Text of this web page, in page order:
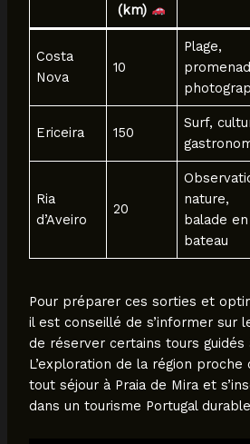
(km)
Costa
Nova
10
Plage,
Ericeira 150
Surf,
Ria
d’Aveiro
20
nature,
balade en
bateau
Pour préparer ces sorties et
il est conseillé de s’informer sur
de réserver certains tours guidés
L’exploration de la région
tout séjour à Praia de Mira et
dans un tourisme Portugal